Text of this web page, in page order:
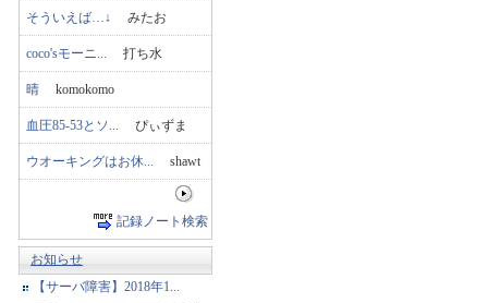
そういえば…↓ みたお
coco'sモーニ... 打ち水
晴 komokomo
血圧85-53とソ... ぴぃずま
ウオーキングはお休... shawt
記録ノート検索
お知らせ
【サーバ障害】2018年1...